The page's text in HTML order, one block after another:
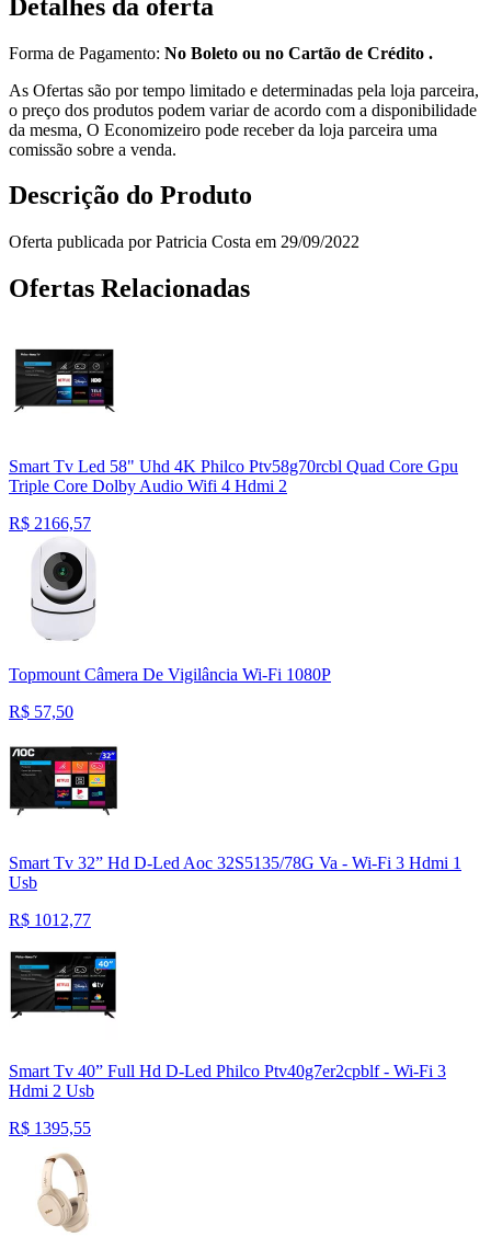
Detalhes da oferta
Forma de Pagamento: No Boleto ou no Cartão de Crédito .
As Ofertas são por tempo limitado e determinadas pela loja parceira,
o preço dos produtos podem variar de acordo com a disponibilidade
da mesma, O Economizeiro pode receber da loja parceira uma
comissão sobre a venda.
Descrição do Produto
Oferta publicada por Patricia Costa em 29/09/2022
Ofertas Relacionadas
Smart Tv Led 58" Uhd 4K Philco Ptv58g70rcbl Quad Core Gpu
Triple Core Dolby Audio Wifi 4 Hdmi 2
R$ 2166,57
Topmount Câmera De Vigilância Wi-Fi 1080P
R$ 57,50
Smart Tv 32” Hd D-Led Aoc 32S5135/78G Va - Wi-Fi 3 Hdmi 1
Usb
R$ 1012,77
Smart Tv 40” Full Hd D-Led Philco Ptv40g7er2cpblf - Wi-Fi 3
Hdmi 2 Usb
R$ 1395,55